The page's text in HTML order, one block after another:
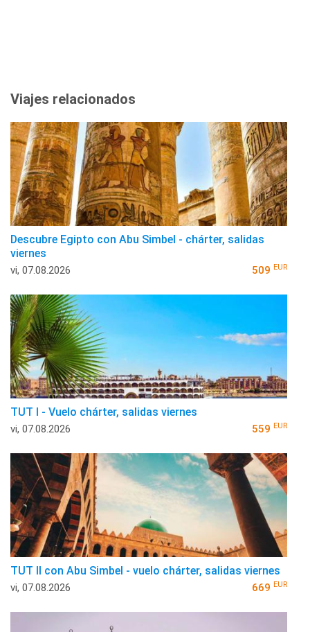
Viajes relacionados
Descubre Egipto con Abu Simbel - chárter, salidas
viernes
vi, 07.08.2026 509 EUR
TUT I - Vuelo chárter, salidas viernes
vi, 07.08.2026 559 EUR
TUT II con Abu Simbel - vuelo chárter, salidas viernes
vi, 07.08.2026 669 EUR